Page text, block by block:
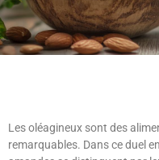
Les oléagineux sont des
remarquables. Dans ce duel